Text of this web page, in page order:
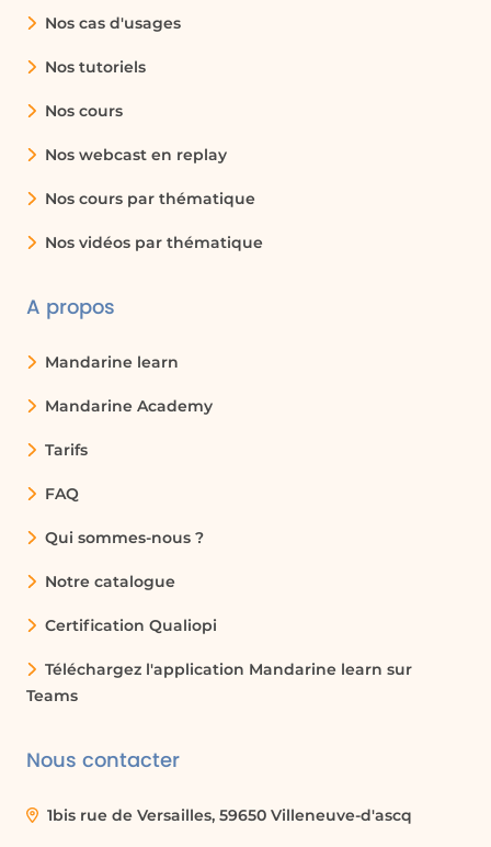
Nos cas d'usages
Nos tutoriels
Nos cours
Nos webcast en replay
Nos cours par thématique
Nos vidéos par thématique
A propos
Mandarine learn
Mandarine Academy
Tarifs
FAQ
Qui sommes-nous ?
Notre catalogue
Certification Qualiopi
Téléchargez l'application Mandarine learn sur
Teams
Nous contacter
1bis rue de Versailles, 59650 Villeneuve-d'ascq